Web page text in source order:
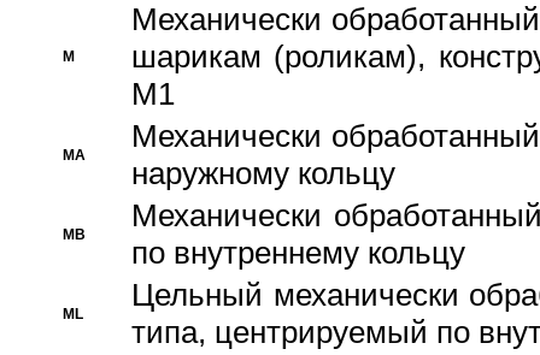
M
Механически
шарикам (роликам),
M1
MA
Механически
наружному кольцу
MB
Механически
по внутреннему кольцу
ML
Цельный механически
типа, центрируемый по